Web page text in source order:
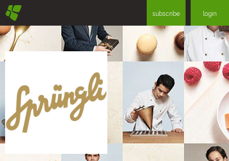
§ subscribe login